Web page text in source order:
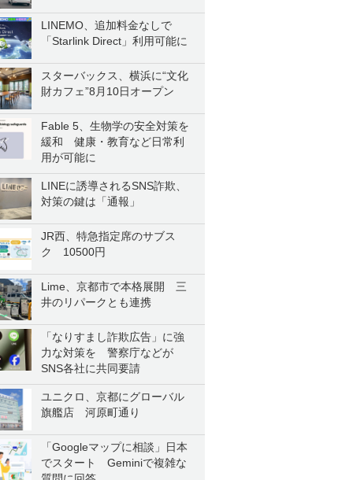
LINEMO、追加料金なしで
「Starlink Direct」利用可能に
スターバックス、横浜に“文化
財カフェ”8月10日オープン
Fable 5、生物学の安全対策を
緩和 健康・教育など日常利
用が可能に
LINEに誘導されるSNS詐欺、
対策の鍵は「通報」
JR西、特急指定席のサブス
ク 10500円
Lime、京都市で本格展開 三
井のリパークとも連携
「なりすまし詐欺広告」に強
力な対策を 警察庁などが
SNS各社に共同要請
ユニクロ、京都にグローバル
旗艦店 河原町通り
「Googleマップに相談」日本
でスタート Geminiで複雑な